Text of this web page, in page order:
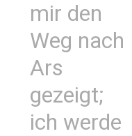
mir den
Weg nach
Ars
gezeigt;
ich werde